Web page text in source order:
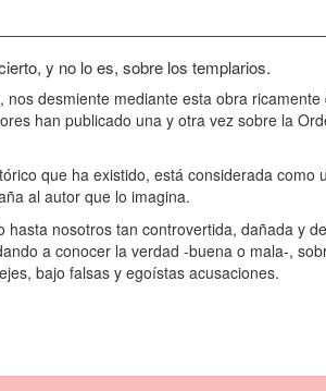
y no lo es, sobre los templarios.
desmiente mediante esta obra
han publicado una y otra vez sobre la
que ha existido, está considerada como
al autor que lo imagina.
nosotros tan controvertida, dañada y
a conocer la verdad -buena o mala-,
bajo falsas y egoístas acusaciones.